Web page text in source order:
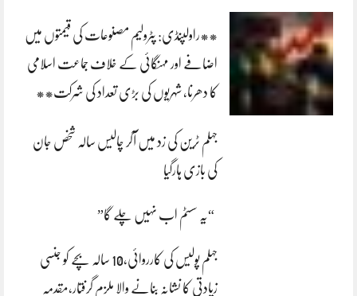
**راولپنڈی: پٹرولیم مصنوعات کی قیمتوں میں
اضافے اور مہنگائی کے خلاف جماعت اسلامی
کا دھرنا، شہریوں کی بڑی تعداد کی شرکت**
جہلم ٹرین کی زد میں آکر چالیس سالہ شخص جان
کی بازی ہارگیا
“یہ سسٹم اب نہیں چلے گا”
جہلم پولیس کی کارروائی،10 سالہ بچے کو جنسی
زیادتی کا نشانہ بنانے والا ملزم گرفتار،مقدمہ